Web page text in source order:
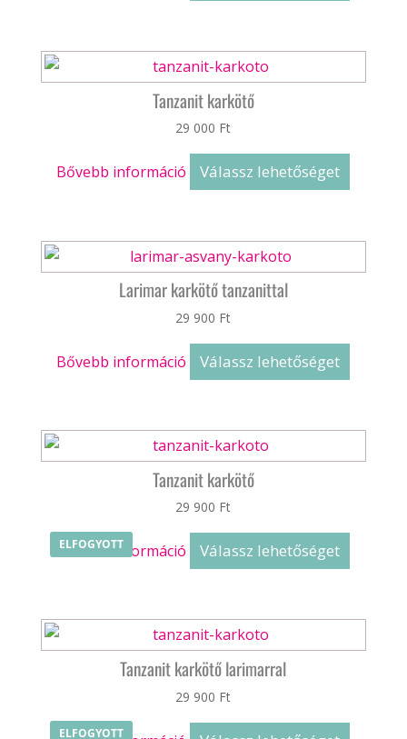
Tanzanit karkötő
29 000 Ft
Bővebb információ Válassz lehetőséget
ELFOGYOTT
Larimar karkötő tanzanittal
29 900 Ft
Bővebb információ Válassz lehetőséget
ELFOGYOTT
Tanzanit karkötő
29 900 Ft
Bővebb információ Válassz lehetőséget
Tanzanit karkötő larimarral
29 900 Ft